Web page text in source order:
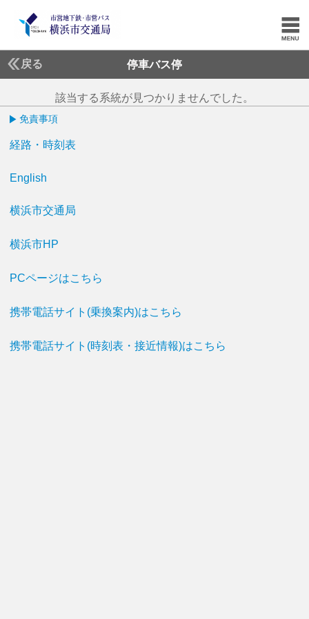
戻る 停車バス停
該当する系統が見つかりませんでした。
免責事項
経路・時刻表
English
横浜市交通局
横浜市HP
PCページはこちら
携帯電話サイト(乗換案内)はこちら
携帯電話サイト(時刻表・接近情報)はこちら